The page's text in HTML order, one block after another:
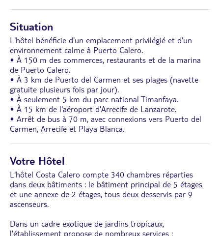
Situation
L'hôtel bénéficie d'un emplacement privilégié et d'un
environnement calme à Puerto Calero.
• À 150 m des commerces, restaurants et de la marina
de Puerto Calero.
• À 3 km de Puerto del Carmen et ses plages (navette
gratuite plusieurs fois par jour).
• À seulement 5 km du parc national Timanfaya.
• À 15 km de l'aéroport d'Arrecife de Lanzarote.
• Arrêt de bus à 70 m, avec connexions vers Puerto del
Carmen, Arrecife et Playa Blanca.
Votre Hôtel
L'hôtel Costa Calero compte 340 chambres réparties
dans deux bâtiments : le bâtiment principal de 5 étages
et une annexe de 2 étages, tous deux desservis par 9
ascenseurs.
Dans un cadre exotique de jardins tropicaux,
l'établissement propose de nombreux services :